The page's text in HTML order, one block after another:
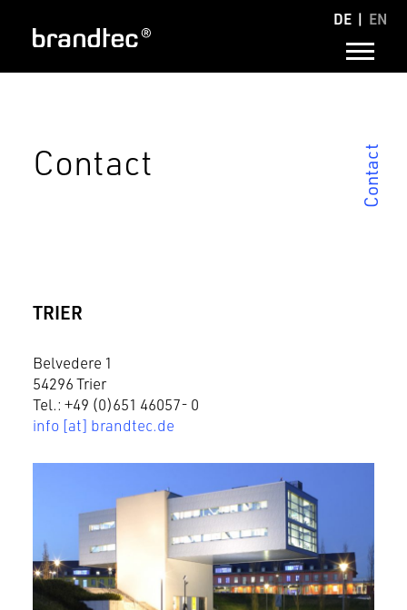
DE EN
Contact Contact
TRIER
Belvedere 1
54296 Trier
Tel.: +49 (0)651 46057- 0
info [at] brandtec.de